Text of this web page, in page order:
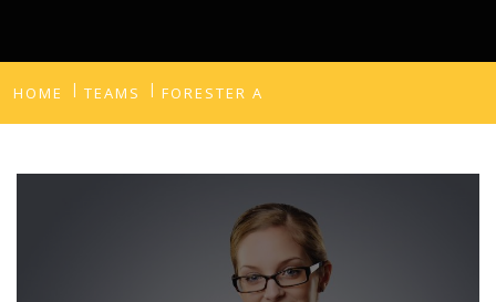
HOME TEAMS FORESTER A